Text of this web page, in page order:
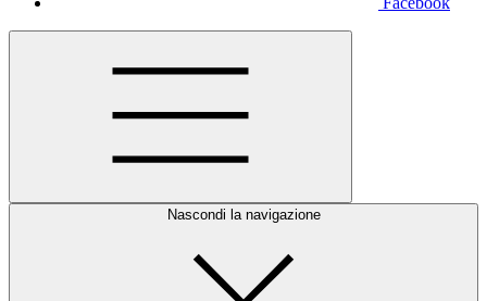
Nascondi la navigazione